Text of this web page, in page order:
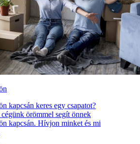
kapcsán keres egy csapatot?
örömmel segít önnek
kapcsán. Hívjon minket és mi